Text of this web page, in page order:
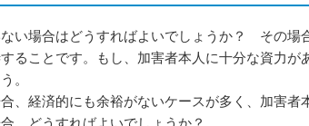
い場合はどうすればよいでしょうか？ その場
ることです。もし、加害者本人に十分な資力が
。
、経済的にも余裕がないケースが多く、加害者
、どうすればよいでしょうか？